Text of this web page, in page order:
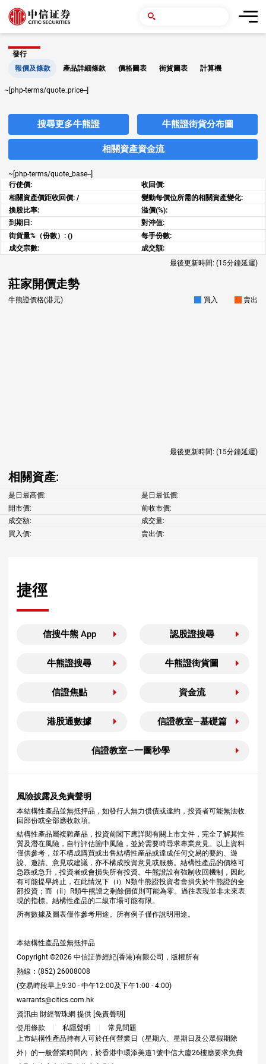
發行
報價及條款
產品詳細條款 價格圖表 街貨圖表 計算機
~[php-terms/quote_price--]
搜尋更多牛熊證 牛熊證街貨分布圖
相關資產資金流
~[php-terms/quote_base--]
行使價:
收回價:
相關資產價距收回價: /
變動每價位所需的相關資產變化:
換股比率:
溢價(%):
到期日:
對沖值:
街貨量%（份數）: ()
每手份數:
成交宗數:
成交額:
最後更新時間: (15分鐘延遲)
莊家開價走勢
牛熊證價格(港元) 買入 賣出
最後更新時間: (15分鐘延遲)
相關資產:
是日最高價:
是日最低價:
開市價:
前收市價:
成交額:
成交量:
買入價:
賣出價:
捷徑
信搜牛熊 App 認股證搜尋
牛熊證搜尋 牛熊證街貨圖
信證焦點 資金流
港股通數據 信證教室—基礎篇
信證教室—一圖秒學
風險披露及免責聲明
本結構性產品並無抵押品，如發行人無力償債或違約，投資者可能無法收
回部份或全部應收款項。
結構性產品屬複雜產品，投資前閣下應詳閱有關上市文件，完全了解其性
質及潛在風險，自行評估箇中風險，並於需要時尋求專業意見。以上資料
僅供參考，並不構成購買或出售結構性産品或達成任何交易的要約、遊
說、邀請、意見或建議，亦不構成投資意見或服務。結構性產品的價格可
急跌或急升，投資者或會損失所有投資。牛熊證設有強制收回機制，因此
有可能提早終止，在此情況下（i）N類牛熊證投資者會損失於牛熊證的全
部投資；而（ii）R類牛熊證之剩餘價值則可能為零。過往表現並非未來表
現的指標。結構性產品的二級市場可能有限。
所有數據及圖表僅作參考用途。所有例子僅作說明用途。
本結構性產品並無抵押品
Copyright ©2026 中信証券經紀(香港)有限公司，版權所有
熱線：(852) 26008008
(交易時段早上9:30 - 中午12:00及下午1:00 - 4:00)
warrants@citics.com.hk
資訊由 財經智珠網 提供 [免責聲明]
使用條款
私隱聲明
常見問題
上市結構性產品持有人可於任何營業日（星期六、星期日及公眾假期除
外）的一般營業時間內，於香港中環添美道1號中信大廈26樓應要求免費